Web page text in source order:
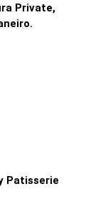
Private,
Patisserie